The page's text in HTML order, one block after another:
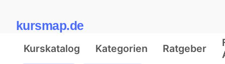
kursmap.de
Kurskatalog Kategorien Ratgeber